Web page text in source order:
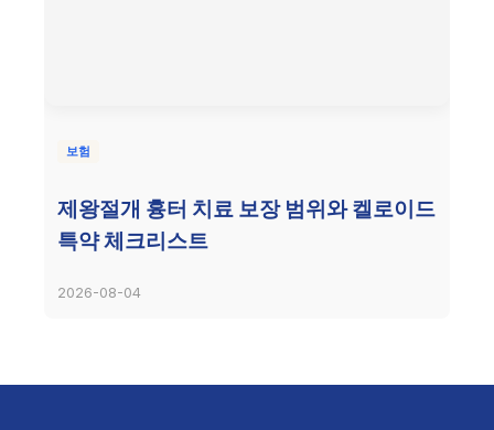
보험
제왕절개 흉터 치료 보장 범위와 켈로이드
특약 체크리스트
2026-08-04